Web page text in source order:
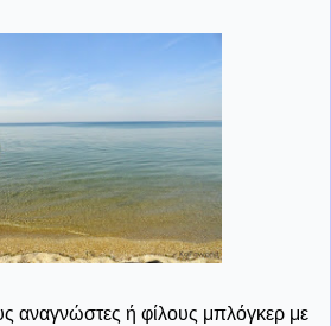
αναγνώστες ή φίλους μπλόγκερ με